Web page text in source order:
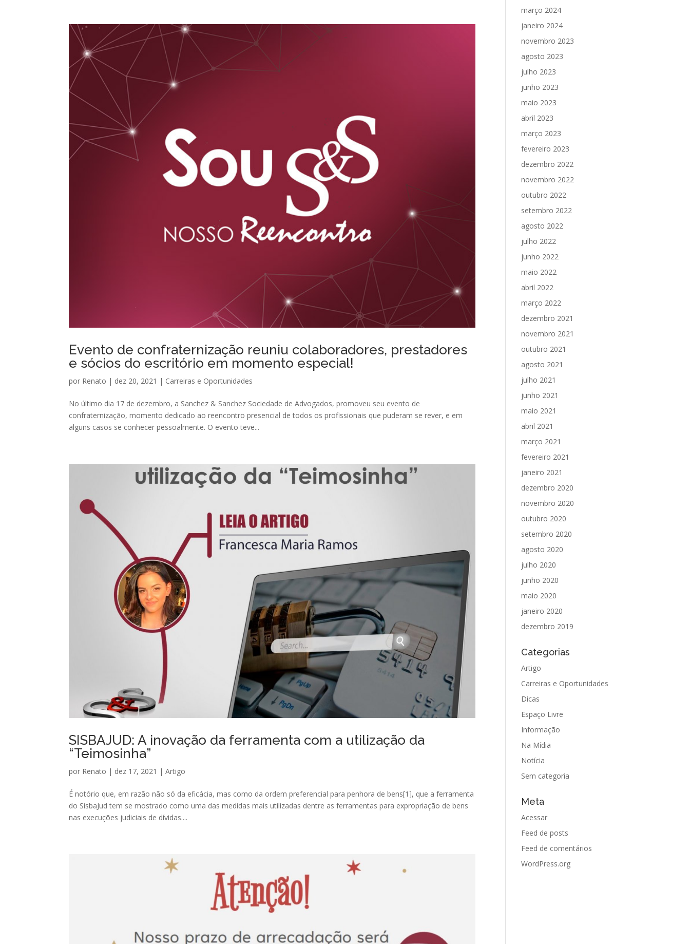
Evento de confraternização reuniu colaboradores, prestadores
e sócios do escritório em momento especial!
por Renato | dez 20, 2021 | Carreiras e Oportunidades
No último dia 17 de dezembro, a Sanchez & Sanchez Sociedade de Advogados, promoveu seu evento de
confraternização, momento dedicado ao reencontro presencial de todos os profissionais que puderam se rever, e em
alguns casos se conhecer pessoalmente. O evento teve...
SISBAJUD: A inovação da ferramenta com a utilização da
“Teimosinha”
por Renato | dez 17, 2021 |Artigo
É notório que, em razão não só da eficácia, mas como da ordem preferencial para penhora de bens[1], que a ferramenta
do SisbaJud tem se mostrado como uma das medidas mais utilizadas dentre as ferramentas para expropriação de bens
nas execuções judiciais de dívidas....
março 2024
janeiro 2024
novembro 2023
agosto 2023
julho 2023
junho 2023
maio 2023
abril 2023
março 2023
fevereiro 2023
dezembro 2022
novembro 2022
outubro 2022
setembro 2022
agosto 2022
julho 2022
junho 2022
maio 2022
abril 2022
março 2022
dezembro 2021
novembro 2021
outubro 2021
agosto 2021
julho 2021
junho 2021
maio 2021
abril 2021
março 2021
fevereiro 2021
janeiro 2021
dezembro 2020
novembro 2020
outubro 2020
setembro 2020
agosto 2020
julho 2020
junho 2020
maio 2020
janeiro 2020
dezembro 2019
Categorias
Artigo
Carreiras e Oportunidades
Dicas
Espaço Livre
Informação
Na Mídia
Notícia
Sem categoria
Meta
Acessar
Feed de posts
Feed de comentários
WordPress.org